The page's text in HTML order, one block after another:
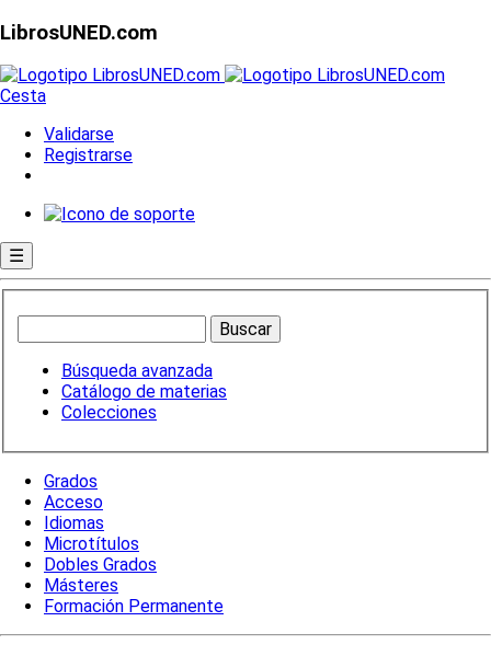
LibrosUNED.com
Cesta
Validarse
Registrarse
☰
Búsqueda avanzada
Catálogo de materias
Colecciones
Grados
Acceso
Idiomas
Microtítulos
Dobles Grados
Másteres
Formación Permanente